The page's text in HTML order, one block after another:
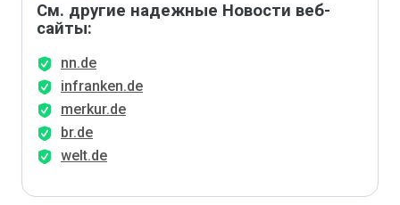
См. другие надежные Новости веб-
сайты:
nn.de
infranken.de
merkur.de
br.de
welt.de